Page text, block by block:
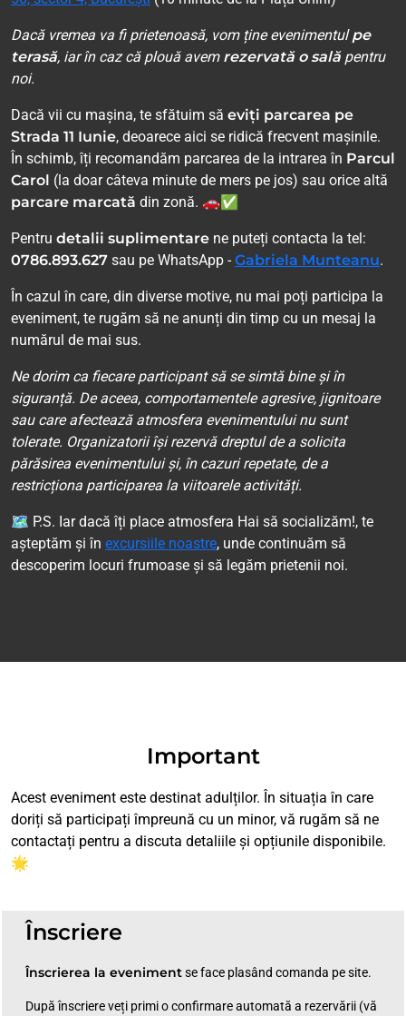
Dacă vremea va fi prietenoasă, vom ține evenimentulpe
terasă, iar în caz că plouă avem rezervată o salăpentru
noi.
Dacă vii cu mașina, te sfătuim să eviți parcarea pe
Strada 11 Iunie, deoarece aici se ridică frecvent mașinile.
În schimb, îți recomandăm parcarea de la intrarea în Parcul
Carol (la doar câteva minute de mers pe jos) sau orice altă
parcare marcată din zonă. 🚗✅
Pentru detalii suplimentare ne puteți contacta la tel:
0786.893.627 sau pe WhatsApp - Gabriela Munteanu.
În cazul în care, din diverse motive, nu mai poți participa la
eveniment, te rugăm să ne anunți din timp cu un mesaj la
numărul de mai sus.
Ne dorim ca fiecare participant să se simtă bine și în
siguranță. De aceea, comportamentele agresive, jignitoare
sau care afectează atmosfera evenimentului nu sunt
tolerate. Organizatorii își rezervă dreptul de a solicita
părăsirea evenimentului și, în cazuri repetate, de a
restricționa participarea la viitoarele activități.
🗺 P.S. Iar dacă îți place atmosfera Hai să socializăm!, te
așteptăm și în excursiile noastre, unde continuăm să
descoperim locuri frumoase și să legăm prietenii noi.
Important
Acest eveniment este destinat adulților. În situația în care
doriți să participați împreună cu un minor, vă rugăm să ne
contactați pentru a discuta detaliile și opțiunile disponibile.
🌟
Înscriere
Înscrierea la evenimentse face plasând comanda pe site.
După înscriere veți primi o confirmare automată a rezervării (vă